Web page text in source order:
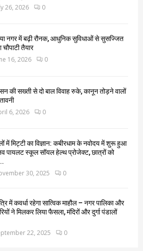
26, 2026 0
नगर में बढ़ी रौनक, आधुनिक सुविधाओं से सुसज्जित
चौपाटी तैयार
16, 2026 0
की सख्ती से दो बाल विवाह रुके, कानून तोड़ने वालों
6, 2026 0
में मिट्टी का विज्ञान: कबीरधाम के नवोदय में शुरू हुआ
पायलट स्कूल सॉयल हेल्थ प्रोजेक्ट, छात्रों को
30, 2025 0
में कवर्धा रहेगा सात्विक माहौल – नगर पालिका और
ने मिलकर लिया फैसला, मंदिरों और दुर्गा पंडालों
22, 2025 0